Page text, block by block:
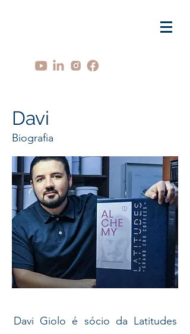
Davi
Biografia
Davi Giolo é sócio da Latitudes